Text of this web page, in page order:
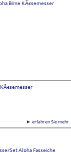
► erfahren Sie